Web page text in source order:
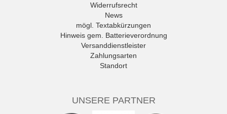
Widerrufsrecht
News
mögl. Textabkürzungen
Hinweis gem. Batterieverordnung
Versanddienstleister
Zahlungsarten
Standort
UNSERE PARTNER